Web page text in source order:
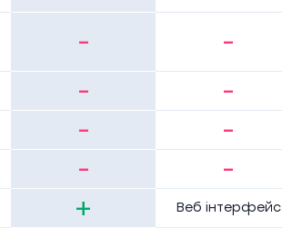
- -
- -
- -
- -
+ Веб інтерфейс